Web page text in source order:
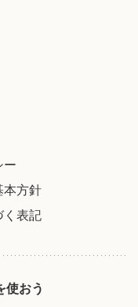
ー
方針
く表記
使おう